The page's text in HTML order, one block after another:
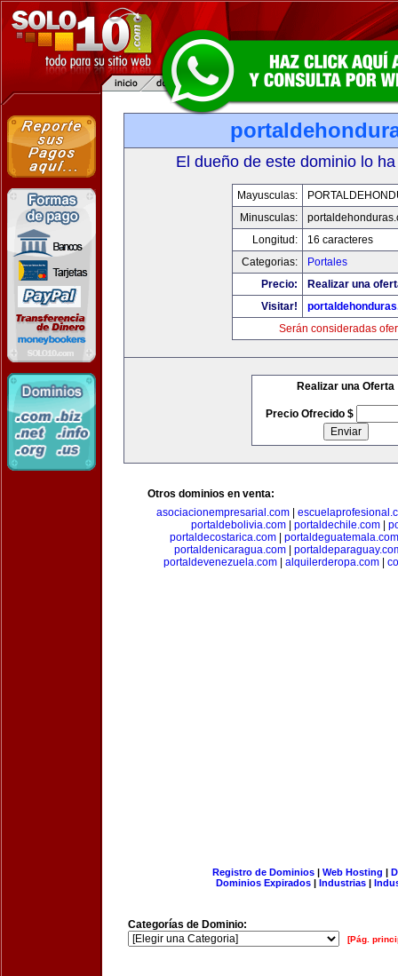
El dueño de este dominio lo
Mayusculas:
Minusculas:
Longitud:
16 caracteres
Categorias:
Portales
Precio:
Realizar una
Visitar!
Serán consideradas
Realizar una Oferta
Precio Ofrecido $
Otros dominios en venta:
asociacionempresarial.com|
portaldebolivia.com| portaldechile.com|
portaldecostarica.com
portaldeguatemala.com
portaldenicaragua.com|
portaldevenezuela.com| alquilerderopa.com|
Registro de Dominios| Web Hosting |
Dominios Expirados | Industrias |
Categorías de Dominio:
[Pág.